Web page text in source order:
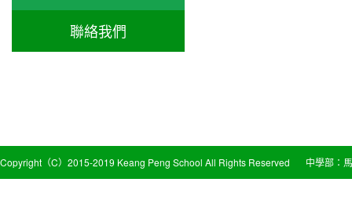
聯絡我們
Copyright（C）2015-2019 Keang Peng School All Rights Reserved 中學部：